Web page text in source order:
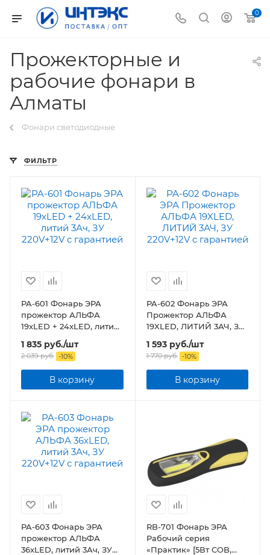
0
Прожекторные и
рабочие фонари в
Алматы
Фонари светодиодные
ФИЛЬТР
PA-601 Фонарь ЭРА
прожектор АЛЬФА
19xLED + 24xLED, литий
3Ач, ЗУ 220V+12V
1 835 руб./шт
2 039руб. -10%
В корзину
PA-602 Фонарь ЭРА
Прожектор АЛЬФА
19XLED, ЛИТИЙ 3АЧ, ЗУ
1 593руб./шт
1 770руб. -10%
В корзину
PA-603 Фонарь ЭРА
прожектор АЛЬФА
36xLED, литий 3Ач, ЗУ
RB-701 Фонарь ЭРА
Рабочий серия
«Практик» [5Вт COB,